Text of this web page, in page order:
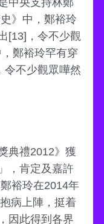
》中，鄭裕玲
[13]，令不少觀
鄭裕玲罕有穿
令不少觀眾嘩然
典禮2012》獲
，肯定及嘉許
裕玲在2014年
病上陣，挺着
因此得到各界